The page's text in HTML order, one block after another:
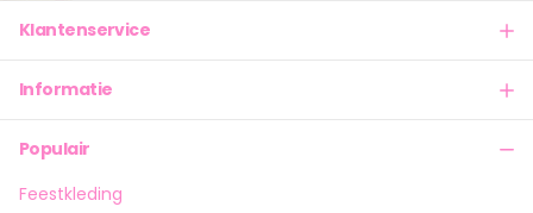
Klantenservice
Informatie
Populair
Feestkleding